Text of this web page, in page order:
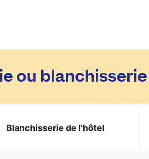
ou
Blanchisserie de l'hôtel